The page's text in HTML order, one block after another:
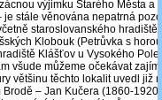
výjimku Starého Města a
je stále věnována nepatrná
staroslovanského hradiště
Klobouk (Petrůvka s
Klášťov u Vysokého
všude můžeme očekávat
většinu těchto lokalit uvedl již
– Jan Kučera (1860-1920